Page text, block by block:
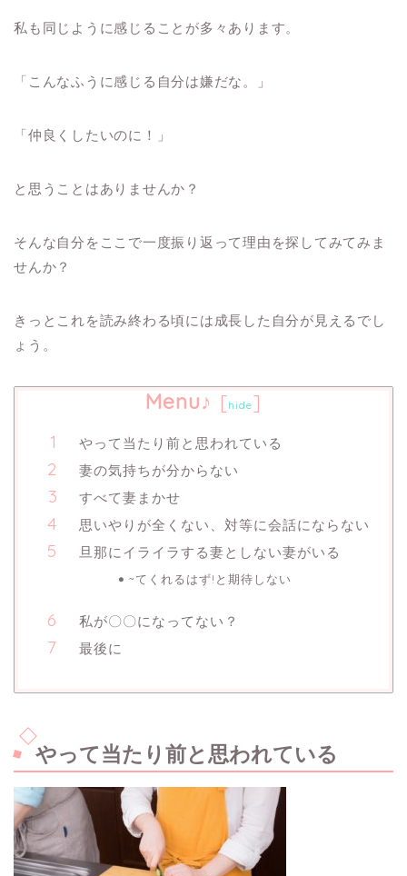
私も同じように感じることが多々あります。
「こんなふうに感じる自分は嫌だな。」
「仲良くしたいのに！」
と思うことはありませんか？
そんな自分をここで一度振り返って理由を探してみてみま
せんか？
きっとこれを読み終わる頃には成長した自分が見えるでし
ょう。
Menu♪ [hide]
やって当たり前と思われている
妻の気持ちが分からない
すべて妻まかせ
思いやりが全くない、対等に会話にならない
旦那にイライラする妻としない妻がいる
~てくれるはず!と期待しない
私が〇〇になってない？
最後に
やって当たり前と思われている